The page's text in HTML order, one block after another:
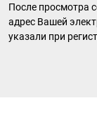
После просмотра
адрес Вашей
указали при